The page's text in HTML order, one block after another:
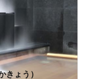
きょう）